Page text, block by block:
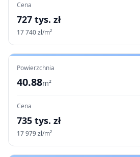
Cena
727 tys. zł
17 740zł/m²
Powierzchnia
40.88m²
Cena
735 tys. zł
17 979zł/m²